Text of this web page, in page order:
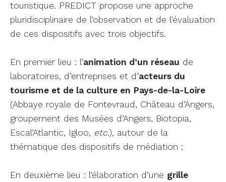
touristique. PREDICT propose une approche
pluridisciplinaire de l’observation et de l’évaluation
de ces dispositifs avec trois objectifs.
En premier lieu : l’animation d’un réseau de
laboratoires, d’entreprises et d’acteurs du
tourisme et de la culture en Pays-de-la-Loire
(Abbaye royale de Fontevraud, Château d’Angers,
groupement des Musées d’Angers, Biotopia,
Escal’Atlantic, Igloo, etc.), autour de la
thématique des dispositifs de médiation ;
En deuxième lieu : l’élaboration d’une grille